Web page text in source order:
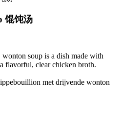
馄饨汤
soup is a dish made with
flavorful, clear chicken broth.
met drijvende wonton